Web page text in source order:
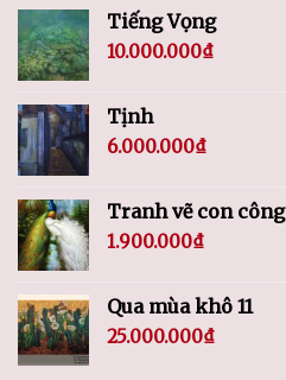
Tiếng Vọng
10.000.000₫
Tịnh
6.000.000₫
Tranh vẽ con công
1.900.000₫
Qua mùa khô 11
25.000.000₫